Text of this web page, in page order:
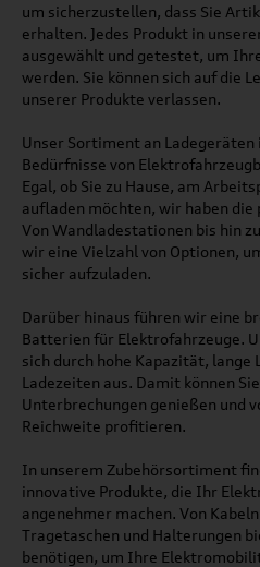
um sicherzustellen, dass Sie
erhalten. Jedes Produkt in
ausgewählt und getestet, um
werden. Sie können sich auf die
unserer Produkte verlassen.
Unser Sortiment an
Bedürfnisse von
Egal, ob Sie zu Hause, am
aufladen möchten, wir haben die
Von Wandladestationen bis hin
wir eine Vielzahl von Optionen,
sicher aufzuladen.
Darüber hinaus führen wir eine
Batterien für Elektrofahrzeuge.
sich durch hohe Kapazität, lange
Ladezeiten aus. Damit können
Unterbrechungen genießen und
Reichweite profitieren.
In unserem Zubehörsortiment
innovative Produkte, die Ihr
angenehmer machen. Von
Tragetaschen und Halterungen
benötigen, um Ihre